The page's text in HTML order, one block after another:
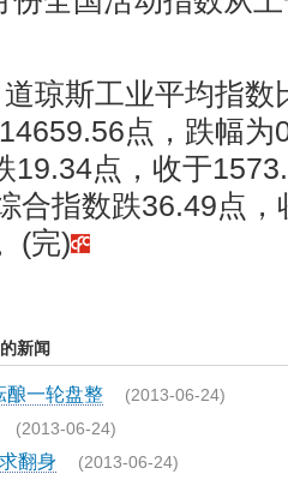
琼斯工业平均指数
点，跌幅为
19.34点，收于
合指数跌36.49点，
(完)
的新闻
酿一轮盘整 (2013-06-24)
(2013-06-24)
翻身 (2013-06-24)